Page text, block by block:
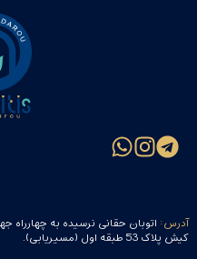
آدرس: اتوبان حقانی نرسیده به چهارراه
کیش پلاک 53 طبقه اول (مسیریابی).